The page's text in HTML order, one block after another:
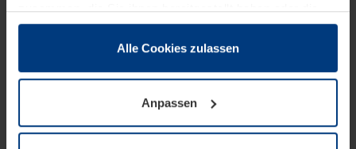
zusammen, die Sie ihnen bereitgestellt haben oder die
sie im Rahmen Ihrer Nutzung der Dienste gesammelt
wenn diese für den Betrieb dieser Seite unbedingt
notwendig sind. Für alle anderen Cookie-Typen benötigen
wir Ihre Erlaubnis. Ihre Einwilligung können Sie jederzeit
Alle Cookies zulassen
Anpassen